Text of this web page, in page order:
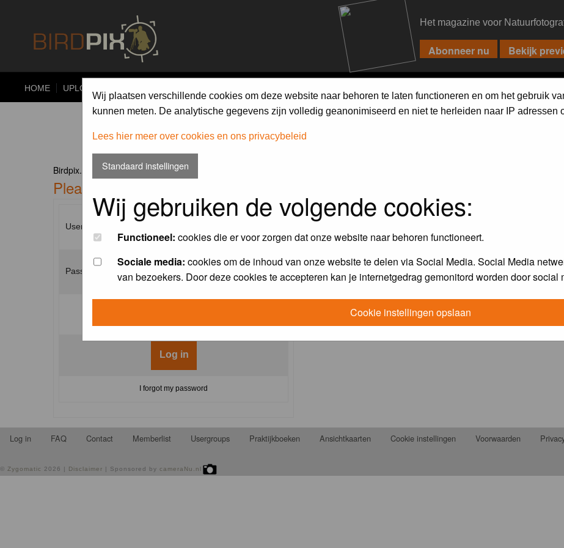
Het magazine voor
HOME UPLOAD
Wij plaatsen verschillende cookies om deze website naar behoren te laten functioneren en om het gebruik
kunnen meten. De analytische gegevens zijn volledig geanonimiseerd en niet te herleiden naar IP adressen
Lees hier meer over cookies en ons privacybeleid
Standaard instellingen
Wij gebruiken de volgende cookies:
Functioneel: cookies die er voor zorgen dat onze website naar behoren functioneert.
Sociale media: cookies om de inhoud van onze website te delen via Social Media. Social Media
van bezoekers. Door deze cookies te accepteren kan je internetgedrag gemonitord worden door social
Cookie instellingen opslaan
Birdpix.nl Forum Index
Please enter your username and password to log in.
Username:
Password:
I forgot my password
Log in FAQ Contact Memberlist Usergroups Praktijkboeken Ansichtkaarten Cookie instellingen Voorwaarden
© Zygomatic 2026 | Disclaimer | Sponsored by cameraNu.nl